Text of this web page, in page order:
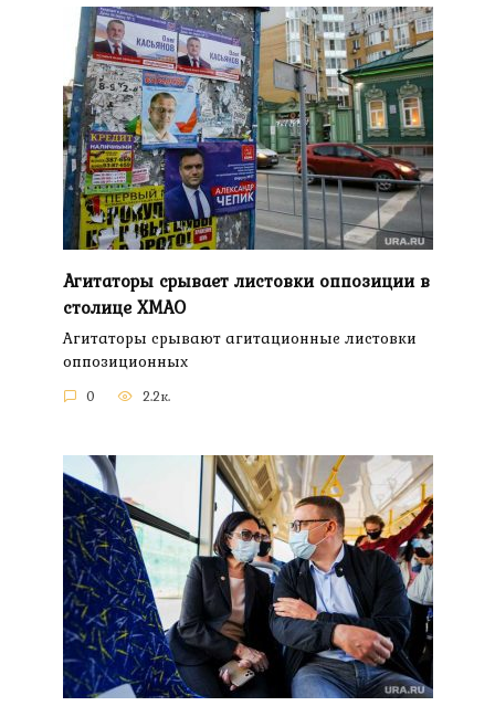
Агитаторы срывает листовки оппозиции в
столице ХМАО
Агитаторы срывают агитационные листовки
оппозиционных
0 2.2к.